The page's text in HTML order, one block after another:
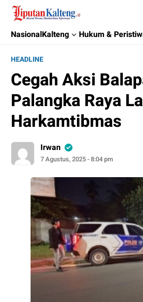
Liputan Kalteng
Akurat, Terpercaya & Independent
NasionalKalteng Hukum &
HEADLINE
Cegah Aksi
Palangka Raya
Harkamtibmas
Irwan
7 Agustus, 2025 - 8:04 pm